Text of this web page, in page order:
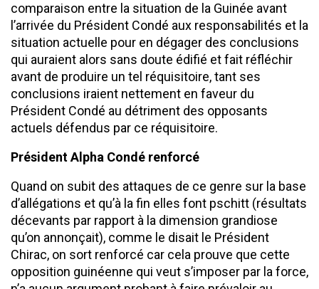
comparaison entre la situation de la Guinée avant
l’arrivée du Président Condé aux responsabilités et la
situation actuelle pour en dégager des conclusions
qui auraient alors sans doute édifié et fait réfléchir
avant de produire un tel réquisitoire, tant ses
conclusions iraient nettement en faveur du
Président Condé au détriment des opposants
actuels défendus par ce réquisitoire.
Président Alpha Condé renforcé
Quand on subit des attaques de ce genre sur la base
d’allégations et qu’à la fin elles font pschitt (résultats
décevants par rapport à la dimension grandiose
qu’on annonçait), comme le disait le Président
Chirac, on sort renforcé car cela prouve que cette
opposition guinéenne qui veut s’imposer par la force,